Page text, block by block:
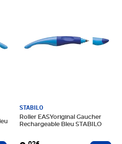
STABILO
Roller EASYoriginal Gaucher
Rechargeable Bleu STABILO